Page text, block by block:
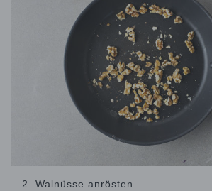
2. Walnüsse anrösten